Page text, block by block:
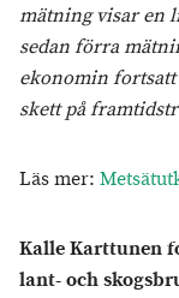
mätning visar en
sedan förra
ekonomin
skett på
Läs mer:
Kalle Karttunen
lant- och